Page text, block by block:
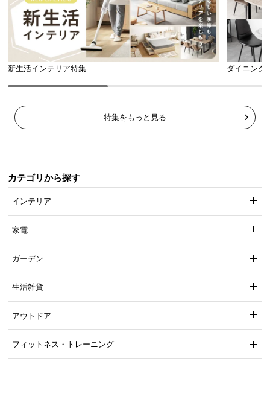
えるのでベルトやネクタイなど小物もいっしょに収納できます。
新生活インテリア特集 ダイニング
特集をもっと見る
カテゴリから探す
インテリア
家電
ガーデン
生活雑貨
アウトドア
フィットネス・トレーニング